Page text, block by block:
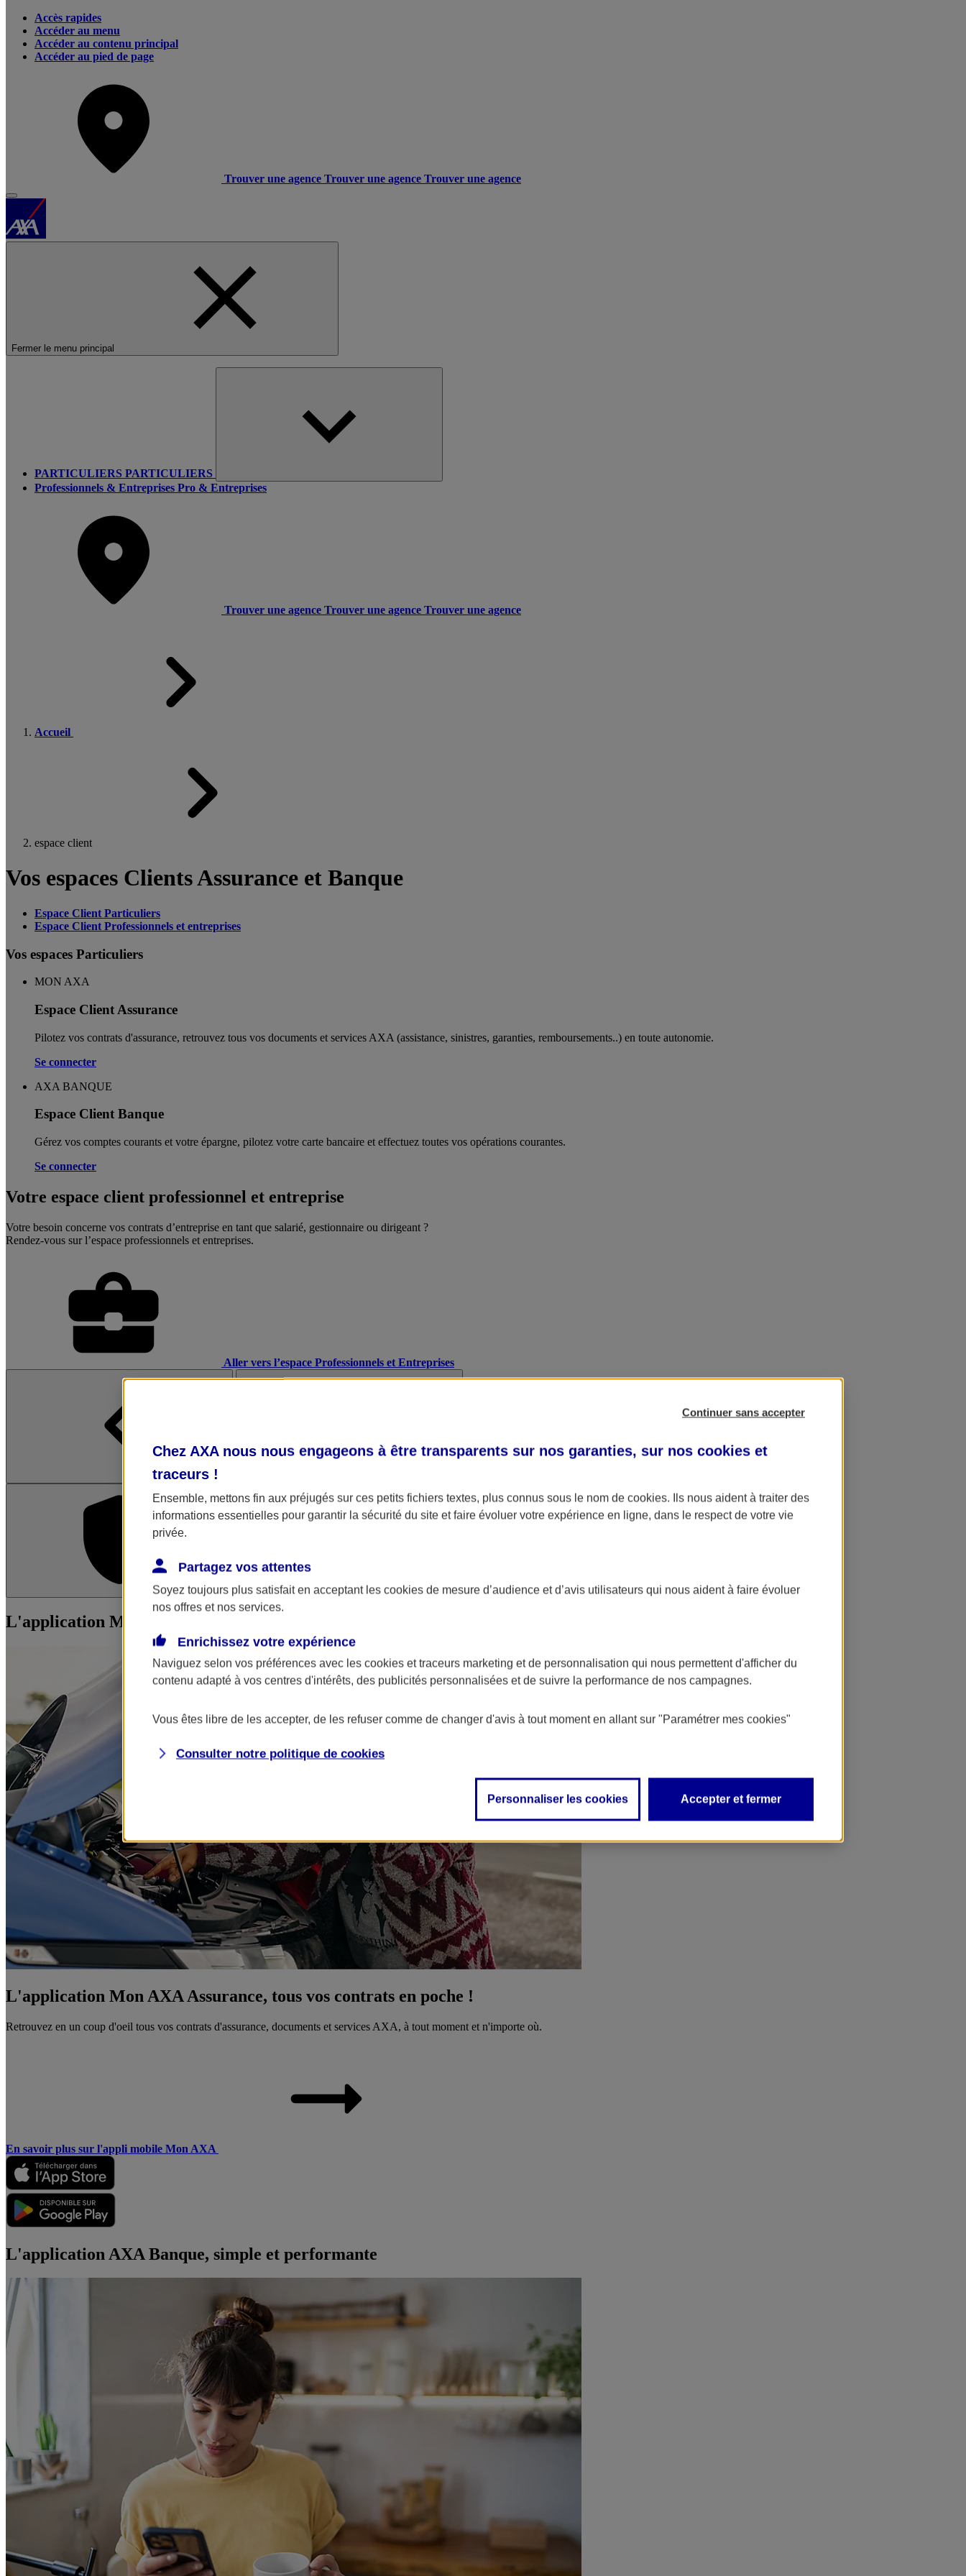
Accès rapides
Accéder au menu
Accéder au contenu principal
Accéder au pied de page
Trouver une agence Trouver une agence Trouver une agence
Fermer le menu principal
PARTICULIERS PARTICULIERS
Professionnels & Entreprises Pro & Entreprises
Trouver une agence Trouver une agence Trouver une agence
Accueil
espace client
Vos espaces Clients Assurance et Banque
Espace Client Particuliers
Espace Client Professionnels et entreprises
Vos espaces Particuliers
MON AXA
Espace Client Assurance
Pilotez vos contrats d'assurance, retrouvez tous vos documents et services AXA (assistance, sinistres, garanties, remboursements..) en toute autonomie. ​
Se connecter
AXA BANQUE
Espace Client Banque
Gérez vos comptes courants et votre épargne, pilotez votre carte bancaire et effectuez toutes vos opérations courantes.
Se connecter
Votre espace client professionnel et entreprise
Votre besoin concerne vos contrats d’entreprise en tant que salarié, gestionnaire ou dirigeant ?
Rendez-vous sur l’espace professionnels et entreprises.
Aller vers l’espace Professionnels et Entreprises
L'application Mon AXA Assurance L'application AXA Banque
L'application Mon AXA Assurance, tous vos contrats en poche !
L'application Mon AXA Assurance, tous vos contrats en poche !
Retrouvez en un coup d'oeil tous vos contrats d'assurance, documents et services AXA, à tout moment et n'importe où.
En savoir plus sur l'appli mobile Mon AXA
L'application AXA Banque, simple et performante
Continuer sans accepter
Chez AXA nous nous engageons à être transparents sur nos garanties, sur nos cookies et
traceurs !
Ensemble, mettons fin aux préjugés sur ces petits fichiers textes, plus connus sous le nom de cookies. Ils nous aident à traiter des
informations essentielles pour garantir la sécurité du site et faire évoluer votre expérience en ligne, dans le respect de votre vie
privée.
Partagez vos attentes
Soyez toujours plus satisfait en acceptant les cookies de mesure d’audience et d’avis utilisateurs qui nous aident à faire évoluer
nos offres et nos services.
Enrichissez votre expérience
Naviguez selon vos préférences avec les cookies et traceurs marketing et de personnalisation qui nous permettent d'afficher du
contenu adapté à vos centres d'intérêts, des publicités personnalisées et de suivre la performance de nos campagnes.
Vous êtes libre de les accepter, de les refuser comme de changer d'avis à tout moment en allant sur "Paramétrer mes cookies"
Consulter notre politique de cookies
Personnaliser les cookies Accepter et fermer